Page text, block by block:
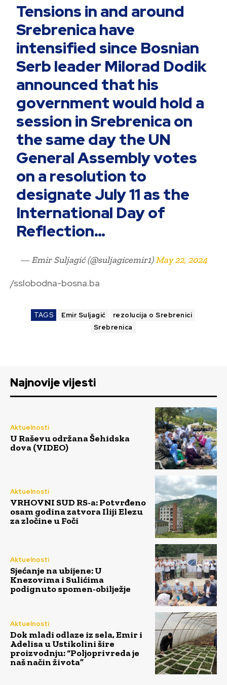
Tensions in and around
Srebrenica have
intensified since Bosnian
Serb leader Milorad Dodik
announced that his
government would hold a
session in Srebrenica on
the same day the UN
General Assembly votes
on a resolution to
designate July 11 as the
International Day of
Reflection…
— Emir Suljagić (@suljagicemir1)May 22, 2024
/sslobodna-bosna.ba
TAGS Emir Suljagić
rezolucija o Srebrenici
Srebrenica
Najnovije vijesti
Aktuelnosti
U Raševu održana Šehidska
dova (VIDEO)
Aktuelnosti
VRHOVNI SUD RS-a: Potvrđeno
osam godina zatvora Iliji Elezu
za zločine u Foči
Aktuelnosti
Sjećanje na ubijene: U
Knezovima i Sulićima
podignuto spomen-obilježje
Aktuelnosti
Dok mladi odlaze iz sela, Emir i
Adelisa u Ustikolini šire
proizvodnju: “Poljoprivreda je
naš način života”